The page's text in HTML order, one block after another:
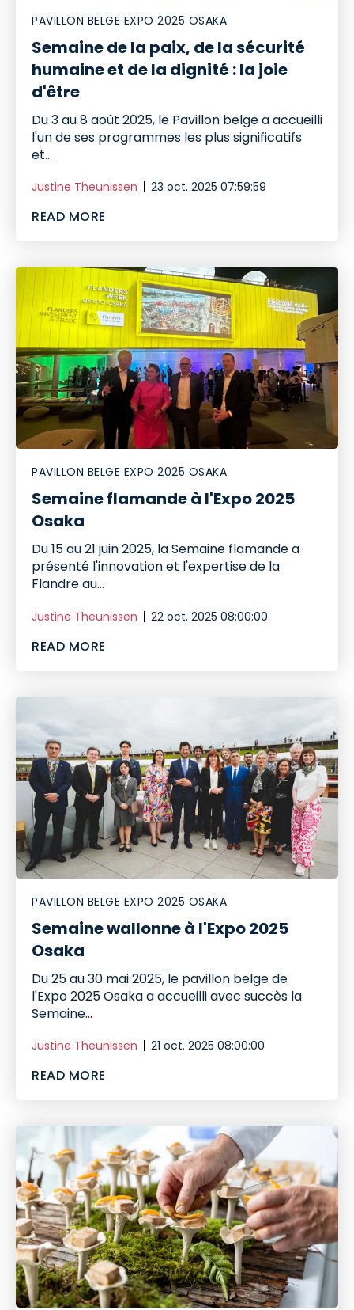
PAVILLON BELGE EXPO 2025 OSAKA
Semaine de la paix, de la sécurité
humaine et de la dignité : la joie
d'être
Du 3 au 8 août 2025, le Pavillon belge a accueilli
l'un de ses programmes les plus significatifs
et...
Justine Theunissen 23 oct. 2025 07:59:59
READ MORE
PAVILLON BELGE EXPO 2025 OSAKA
Semaine flamande à l'Expo 2025
Osaka
Du 15 au 21 juin 2025, la Semaine flamande a
présenté l'innovation et l'expertise de la
Flandre au...
Justine Theunissen 22 oct. 2025 08:00:00
READ MORE
PAVILLON BELGE EXPO 2025 OSAKA
Semaine wallonne à l'Expo 2025
Osaka
Du 25 au 30 mai 2025, le pavillon belge de
l'Expo 2025 Osaka a accueilli avec succès la
Semaine...
Justine Theunissen 21 oct. 2025 08:00:00
READ MORE